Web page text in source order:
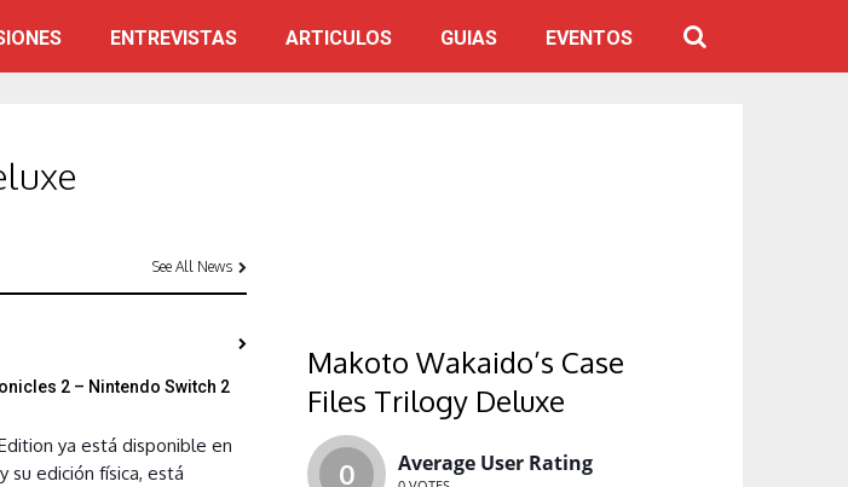
ENTREVISTAS ARTICULOS GUIAS EVENTOS
See All News
2 – Nintendo Switch 2
ya está disponible en
edición física, está
Makoto Wakaido’s Case
Files Trilogy Deluxe
0 Average User Rating